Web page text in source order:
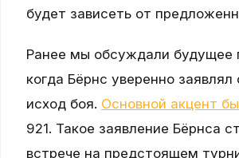
будет зависеть от
Ранее мы обсуждали будущее
когда Бёрнс уверенно
исход боя. Основной акцент
921. Такое заявление Бёрнса
встрече на предстоящем